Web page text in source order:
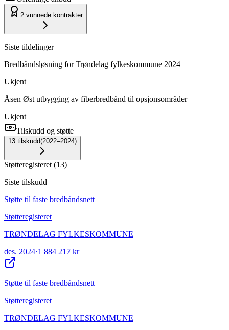
2 vunnede kontrakter
Siste tildelinger
Bredbåndsløsning for Trøndelag fylkeskommune 2024
Ukjent
Åsen Øst utbygging av fiberbredbånd til opsjonsområder
Ukjent
Tilskudd og støtte
13 tilskudd(2022–2024)
Støtteregisteret (13)
Siste tilskudd
Støtte til faste bredbåndsnett
Støtteregisteret
TRØNDELAG FYLKESKOMMUNE
des. 2024·1 884 217 kr
Støtte til faste bredbåndsnett
Støtteregisteret
TRØNDELAG FYLKESKOMMUNE